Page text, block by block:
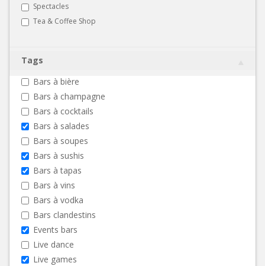
Spectacles
Tea & Coffee Shop
Tags
Bars à bière
Bars à champagne
Bars à cocktails
Bars à salades
Bars à soupes
Bars à sushis
Bars à tapas
Bars à vins
Bars à vodka
Bars clandestins
Events bars
Live dance
Live games